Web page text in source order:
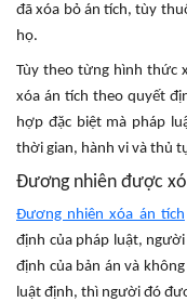
đã xóa bỏ án tích, tùy
họ.
Tùy theo từng hình thức
xóa án tích theo quyết
hợp đặc biệt mà pháp
thời gian, hành vi và thủ
Đương nhiên được
Đương nhiên xóa án tích
định của pháp luật,
định của bản án và
luật định, thì người đó